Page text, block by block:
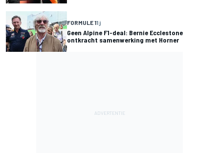
FORMULE 11 j
Geen Alpine F1-deal: Bernie Ecclestone
ontkracht samenwerking met Horner